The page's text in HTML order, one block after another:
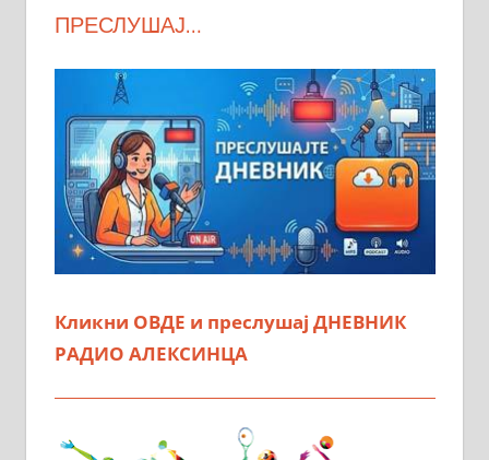
ПРЕСЛУШАЈ…
Кликни ОВДЕ и преслушај ДНЕВНИК
РАДИО АЛЕКСИНЦА